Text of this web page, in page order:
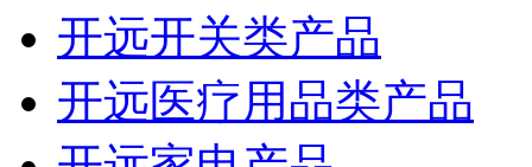
开远开关类产品
开远医疗用品类产品